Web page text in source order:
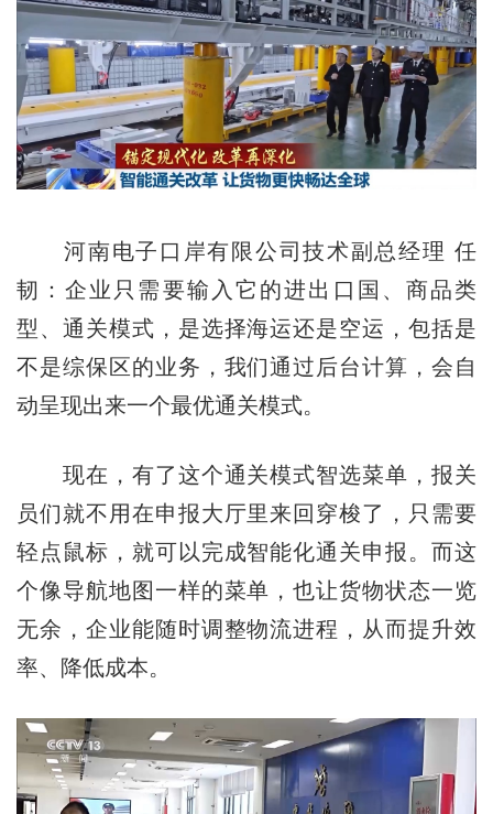
河南电子口岸有限公司技术副总经理 任
韧：企业只需要输入它的进出口国、商品类
型、通关模式，是选择海运还是空运，包括是
不是综保区的业务，我们通过后台计算，会自
动呈现出来一个最优通关模式。
现在，有了这个通关模式智选菜单，报关
员们就不用在申报大厅里来回穿梭了，只需要
轻点鼠标，就可以完成智能化通关申报。而这
个像导航地图一样的菜单，也让货物状态一览
无余，企业能随时调整物流进程，从而提升效
率、降低成本。